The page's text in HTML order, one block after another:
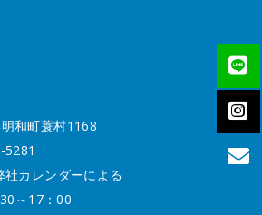
和町蓑村1168
5281
カレンダーによる
～17：00